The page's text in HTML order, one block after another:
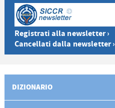
Registrati alla newsletter ›
Cancellati dalla newsletter ›
DIZIONARIO